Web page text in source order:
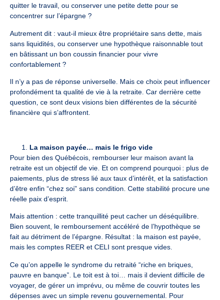
quitter le travail, ou conserver une petite dette pour se
concentrer sur l’épargne ?
Autrement dit : vaut-il mieux être propriétaire sans dette, mais
sans liquidités, ou conserver une hypothèque raisonnable tout
en bâtissant un bon coussin financier pour vivre
confortablement ?
Il n’y a pas de réponse universelle. Mais ce choix peut influencer
profondément ta qualité de vie à la retraite. Car derrière cette
question, ce sont deux visions bien différentes de la sécurité
financière qui s’affrontent.
La maison payée… mais le frigo vide
Pour bien des Québécois, rembourser leur maison avant la
retraite est un objectif de vie. Et on comprend pourquoi : plus de
paiements, plus de stress lié aux taux d’intérêt, et la satisfaction
d’être enfin “chez soi” sans condition. Cette stabilité procure une
réelle paix d’esprit.
Mais attention : cette tranquillité peut cacher un déséquilibre.
Bien souvent, le remboursement accéléré de l’hypothèque se
fait au détriment de l’épargne. Résultat : la maison est payée,
mais les comptes REER et CELI sont presque vides.
Ce qu’on appelle le syndrome du retraité “riche en briques,
pauvre en banque”. Le toit est à toi… mais il devient difficile de
voyager, de gérer un imprévu, ou même de couvrir toutes les
dépenses avec un simple revenu gouvernemental. Pour